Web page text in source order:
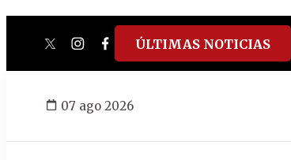
twitterinstagram
facebook
tiktokyoutube
spotify
ÚLTIMAS NOTICIAS
07 ago 2026